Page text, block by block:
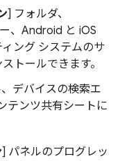
] フォルダ、
、Android と iOS
ング システムのサ
トールできます。
デバイスの検索エ
テンツ共有シートに
] パネルのプログレッ